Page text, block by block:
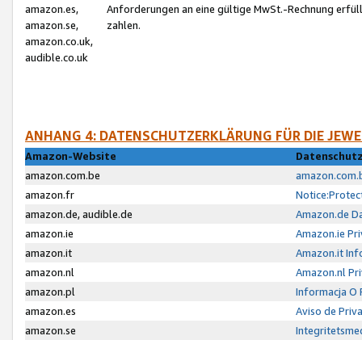
amazon.es,
amazon.se,
amazon.co.uk,
audible.co.uk
Anforderungen an eine gültige MwSt.-Rechnung
zahlen.
ANHANG 4: DATENSCHUTZERKLÄRUNG FÜR DIE
Amazon-Website
amazon.com.be
amazon.fr
amazon.de, audible.de
Amazon.de
amazon.ie
Amazon.ie
amazon.it
Amazon.it
amazon.nl
Amazon.nl
amazon.pl
Informacja O
amazon.es
Aviso de
amazon.se